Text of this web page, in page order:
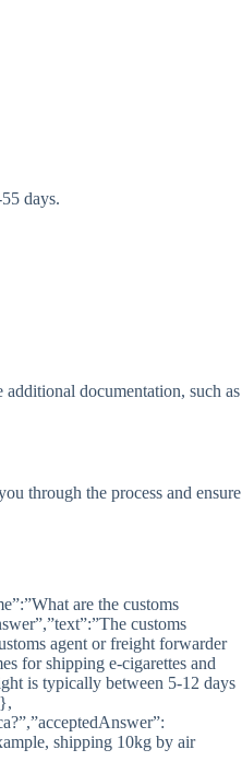
days.
documentation, such as
through the process and ensure
are the customs
customs
agent or freight forwarder
for shipping e-cigarettes and
is typically between 5-12 days
shipping 10kg by air